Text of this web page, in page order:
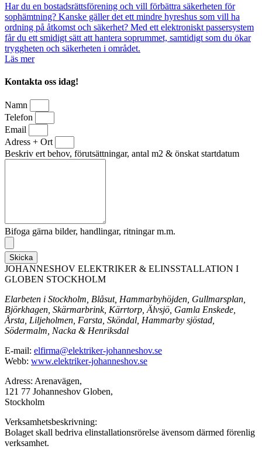
Har du en bostadsrättsförening och vill förbättra säkerheten för
sophämtning? Kanske gäller det ett mindre hyreshus som vill ha
ordning på åtkomst och säkerhet? Med ett elektroniskt passersystem
får du ett smidigt sätt att hantera soprummet, samtidigt som du ökar
tryggheten och säkerheten i området.
Läs mer
Kontakta oss idag!
Namn
Telefon
Email
Adress + Ort
Beskriv ert behov, förutsättningar, antal m2 & önskat startdatum
Bifoga gärna bilder, handlingar, ritningar m.m.
Skicka
JOHANNESHOV ELEKTRIKER & ELINSSTALLATION I
GLOBEN STOCKHOLM
Elarbeten i Stockholm, Blåsut, Hammarbyhöjden, Gullmarsplan,
Björkhagen, Skärmarbrink, Kärrtorp, Älvsjö, Gamla Enskede,
Årsta, Liljeholmen, Farsta, Sköndal, Hammarby sjöstad,
Södermalm, Nacka & Henriksdal
E-mail: elfirma@elektriker-johanneshov.se
Webb: www.elektriker-johanneshov.se
Adress: Arenavägen,
121 77 Johanneshov Globen,
Stockholm
Verksamhetsbeskrivning:
Bolaget skall bedriva elinstallationsrörelse ävensom därmed förenlig
verksamhet.